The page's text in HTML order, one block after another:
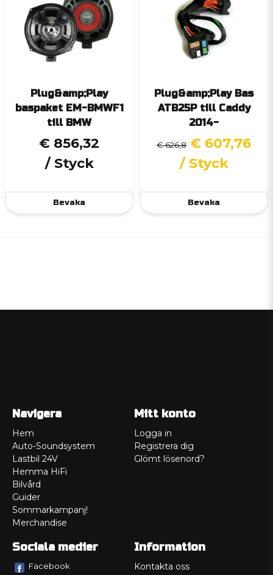
Plug&amp;Play
baspaket EM-BMWF1
till BMW
€ 856,32
/ Styck
Bevaka
Plug&amp;Play Bas
ATB25P till Caddy
2014-
€ 626,8 € 607,76
/ Styck
Bevaka
Navigera
Hem
Auto-Soundsystem
Lastbil 24V
Hemma HiFi
Bilvård
Guider
Sommarkampanj!
Merchandise
Mitt konto
Logga in
Registrera dig
Glömt lösenord?
Sociala medier
Facebook
Information
Kontakta oss